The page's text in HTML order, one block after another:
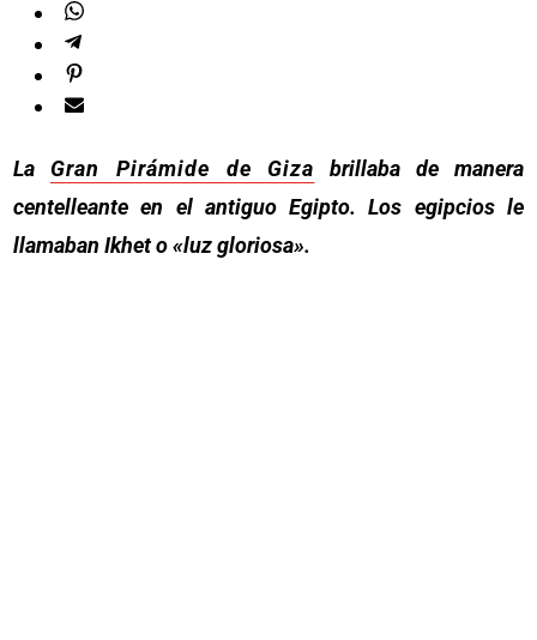
La Gran Pirámide de Giza brillaba de manera
centelleante en el antiguo Egipto. Los egipcios le
llamaban Ikhet o «luz gloriosa».